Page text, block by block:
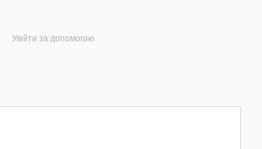
Увійти за допомогою